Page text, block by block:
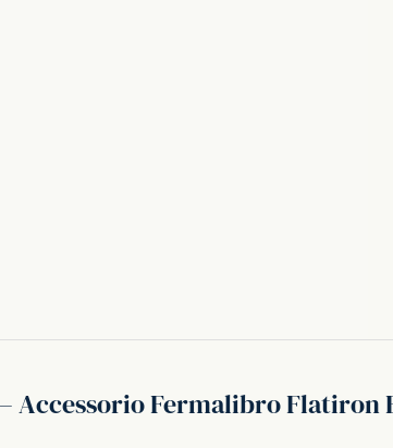
Accessorio Fermalibro Flatiron